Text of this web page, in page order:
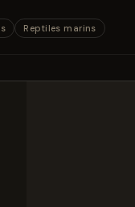
Reptiles marins